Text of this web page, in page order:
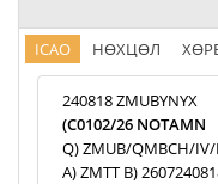
ICAO НӨХЦӨЛ
240818 ZMUBYNYX
(C0102/26 NOTAMN
Q) ZMUB/QMBCH/
A) ZMTT B)